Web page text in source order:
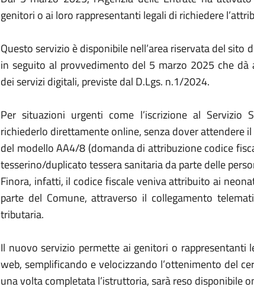
genitori o ai loro rappresentanti legali di richiedere
Questo servizio è disponibile nell’area riservata del
in seguito al provvedimento del 5 marzo 2025 che
dei servizi digitali, previste dal D.Lgs. n.1/2024.
Per situazioni urgenti come l’iscrizione al Servizio
richiederlo direttamente online, senza dover attendere
del modello AA4/8 (domanda di attribuzione codice
tesserino/duplicato tessera sanitaria da parte delle
Finora, infatti, il codice fiscale veniva attribuito ai
parte del Comune, attraverso il collegamento
tributaria.
Il nuovo servizio permette ai genitori o
web, semplificando e velocizzando l’ottenimento del
una volta completata l’istruttoria, sarà reso disponibile